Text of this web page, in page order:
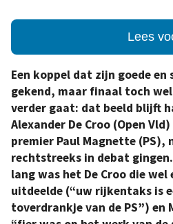
Lees
Een koppel dat zijn goede
gekend, maar finaal toch
verder gaat: dat beeld blijft
Alexander De Croo (Open
premier Paul Magnette (PS),
rechtstreeks in debat
lang was het De Croo die wel
uitdeelde (“uw rijkentaks is
toverdrankje van de PS”) en